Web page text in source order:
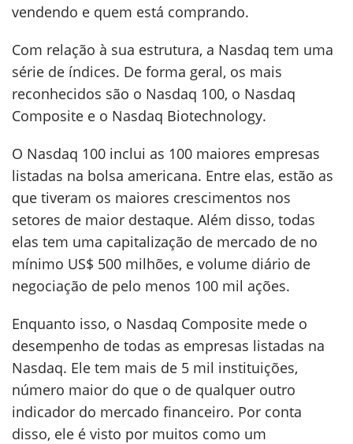
vendendo e quem está comprando.
Com relação à sua estrutura, a Nasdaq tem uma
série de índices. De forma geral, os mais
reconhecidos são o Nasdaq 100, o Nasdaq
Composite e o Nasdaq Biotechnology.
O Nasdaq 100 inclui as 100 maiores empresas
listadas na bolsa americana. Entre elas, estão as
que tiveram os maiores crescimentos nos
setores de maior destaque. Além disso, todas
elas tem uma capitalização de mercado de no
mínimo US$ 500 milhões, e volume diário de
negociação de pelo menos 100 mil ações.
Enquanto isso, o Nasdaq Composite mede o
desempenho de todas as empresas listadas na
Nasdaq. Ele tem mais de 5 mil instituições,
número maior do que o de qualquer outro
indicador do mercado financeiro. Por conta
disso, ele é visto por muitos como um